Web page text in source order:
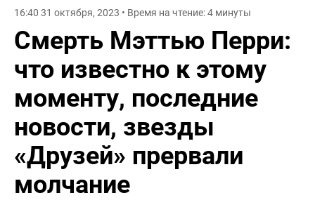
16:40 31 октября, 2023 • Время на чтение: 4 минуты
Смерть Мэттью Перри:
что известно к этому
моменту, последние
новости, звезды
«Друзей» прервали
молчание